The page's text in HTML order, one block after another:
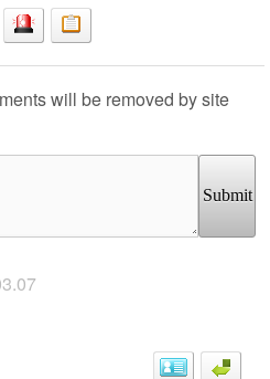
will be removed by site
Submit